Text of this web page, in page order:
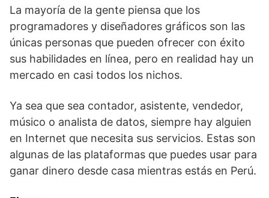
La mayoría de la gente piensa que los
programadores y diseñadores gráficos son las
únicas personas que pueden ofrecer con éxito
sus habilidades en línea, pero en realidad hay un
mercado en casi todos los nichos.
Ya sea que sea contador, asistente, vendedor,
músico o analista de datos, siempre hay alguien
en Internet que necesita sus servicios. Estas son
algunas de las plataformas que puedes usar para
ganar dinero desde casa mientras estás en Perú.